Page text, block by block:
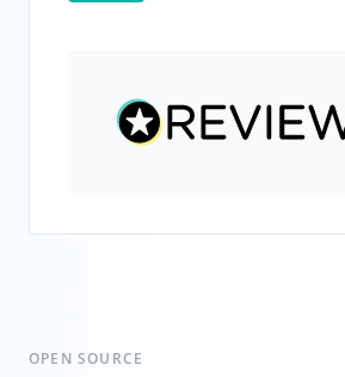
OPEN SOURCE